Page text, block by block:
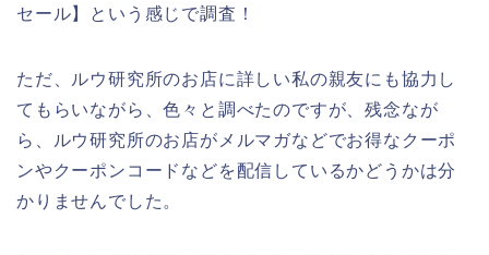
セール】という感じで調査！
ただ、ルウ研究所のお店に詳しい私の親友にも協力し
てもらいながら、色々と調べたのですが、残念なが
ら、ルウ研究所のお店がメルマガなどでお得なクーポ
ンやクーポンコードなどを配信しているかどうかは分
かりませんでした。